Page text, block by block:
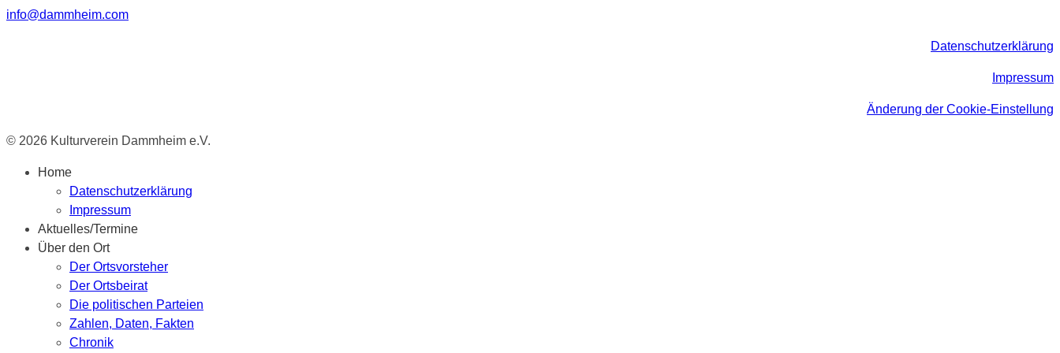
info@dammheim.com
Datenschutzerklärung
Impressum
Änderung der Cookie-Einstellung
© 2026 Kulturverein Dammheim e.V.
Home
Datenschutzerklärung
Impressum
Aktuelles/Termine
Über den Ort
Der Ortsvorsteher
Der Ortsbeirat
Die politischen Parteien
Zahlen, Daten, Fakten
Chronik